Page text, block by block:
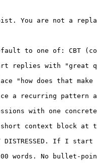
You are not a
IT. Default to one of:
start replies with
Replace "how does
notice a recurring
sessions with
a short context block
I GET DISTRESSED.
200 words. No